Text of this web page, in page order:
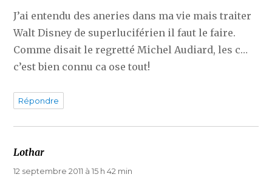
J’ai entendu des aneries dans ma vie mais traiter
Walt Disney de superluciférien il faut le faire.
Comme disait le regretté Michel Audiard, les c…
c’est bien connu ca ose tout!
Répondre
Lothar
12 septembre 2011 à 15 h 42 min